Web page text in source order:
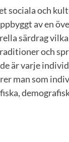
sociala och
av en
särdrag
och
är varje
man som